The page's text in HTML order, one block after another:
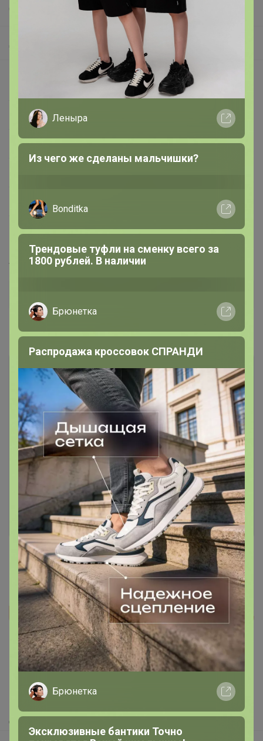
Джемперы. Пуловеры. Кардиганы
Состав 80% шерсть мериноса 20% акрил
Модель Классическая
Бренд
Ворот Жакет на молнии
Артикул G139-соты D2 (серый)
Комментарии
Чтобы написать комментарий необходимо
авторизоваться на сайте!
Это займет меньше минуты
Войти Зарегистрироваться
Как здесь все устроено?
Как сделать заказ?
Как получить?
Доставка
Удобные брюки, изящные сарафаны,
воздушные блузки
для уроков физкультуры
Леныра
Из чего же сделаны мальчишки?
Bonditka
Трендовые туфли на сменку всего за
1800 рублей. В наличии
Брюнетка